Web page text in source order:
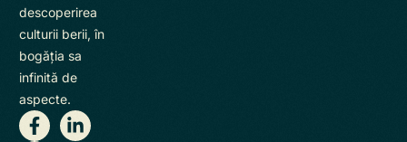
descoperirea
culturii berii, în
bogăţia sa
infinită de
aspecte.